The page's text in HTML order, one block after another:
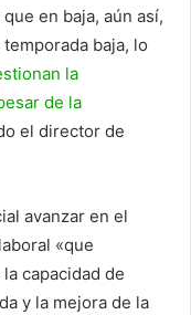
en baja, aún así,
baja, lo
la
de la
el director de
avanzar en el
«que
capacidad de
y la mejora de la